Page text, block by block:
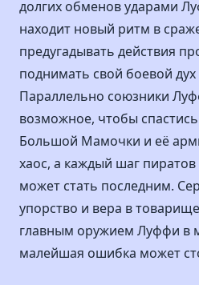
долгих обменов ударами
находит новый ритм в
предугадывать действия
поднимать свой боевой дух
Параллельно союзники
возможное, чтобы
Большой Мамочки и её
хаос, а каждый шаг
может стать последним.
упорство и вера в
главным оружием Луффи в
малейшая ошибка может